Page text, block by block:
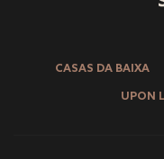
CASAS DA BAIXA
UPON